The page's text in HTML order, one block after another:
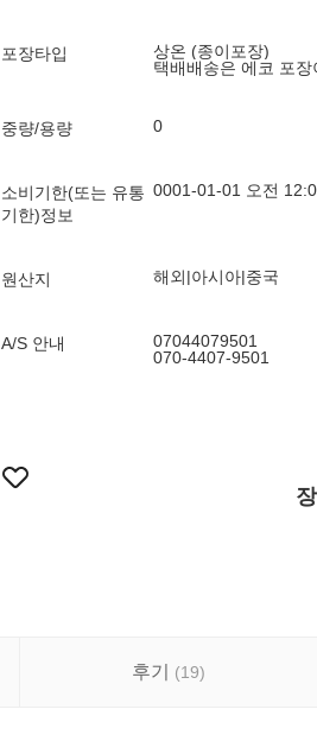
포장타입
상온 (종이포장)
택배배송은 에코 포
중량/용량 0
소비기한(또는 유통
기한)정보
0001-01-01 오전
원산지 해외|아시아|중국
A/S 안내
07044079501
070-4407-9501
후기 (19)